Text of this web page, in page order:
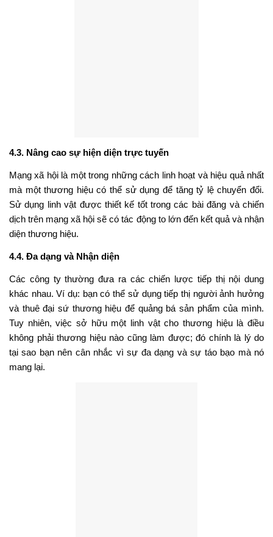
4.3. Nâng cao sự hiện diện trực tuyến
Mạng xã hội là một trong những cách linh hoạt và hiệu quả nhất
mà một thương hiệu có thể sử dụng để tăng tỷ lệ chuyển đổi.
Sử dụng linh vật được thiết kế tốt trong các bài đăng và chiến
dịch trên mạng xã hội sẽ có tác động to lớn đến kết quả và nhận
diện thương hiệu.
4.4. Đa dạng và Nhận diện
Các công ty thường đưa ra các chiến lược tiếp thị nội dung
khác nhau. Ví dụ: bạn có thể sử dụng tiếp thị người ảnh hưởng
và thuê đại sứ thương hiệu để quảng bá sản phẩm của mình.
Tuy nhiên, việc sở hữu một linh vật cho thương hiệu là điều
không phải thương hiệu nào cũng làm được; đó chính là lý do
tại sao bạn nên cân nhắc vì sự đa dạng và sự táo bạo mà nó
mang lại.